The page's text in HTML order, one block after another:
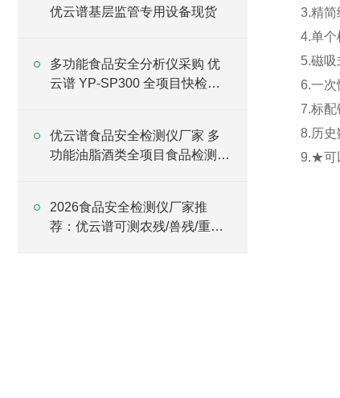
3.精简
4.单个
5.磁吸
6.一次
7.标配
8.历史
9.★可
优云谱基层监管专用设备现货
多功能食品安全分析仪采购 优
云谱 YP-SP300 全项目快检设
优云谱食品安全检测仪厂家 多
功能油脂酒类全项目食品检测仪
2026食品安全检测仪厂家推
荐：优云谱可测农残/兽残/重金